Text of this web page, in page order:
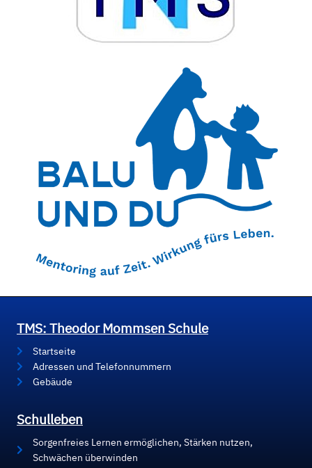
TMS: Theodor Mommsen Schule
Startseite
Adressen und Telefonnummern
Gebäude
Schulleben
Sorgenfreies Lernen ermöglichen, Stärken nutzen,
Schwächen überwinden